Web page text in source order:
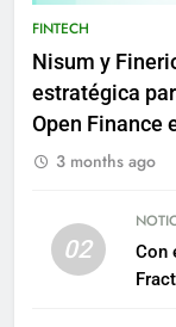
FINTECH
Nisum y
estratégica
Open Finance
3 months ago
02
Con